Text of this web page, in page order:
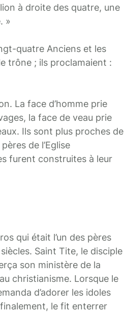
à droite des quatre, une
»
quatre Anciens et les
trône ; ils proclamaient :
La face d’homme prie
la face de veau prie
Ils sont plus proches de
de l’Eglise
furent construites à leur
qui était l’un des pères
Saint Tite, le disciple
son ministère de la
christianisme. Lorsque le
d’adorer les idoles
le fit enterrer